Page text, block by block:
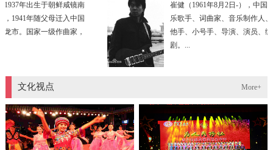
年出生于朝鲜咸镜南
1941年随父母迁入中国
市。国家一级作曲家，
崔健（1961年8月2日-），中国摇滚
乐歌手、词曲家、音乐制作人、吉
他手、小号手、导演、演员、编
剧。...
文化视点 More+